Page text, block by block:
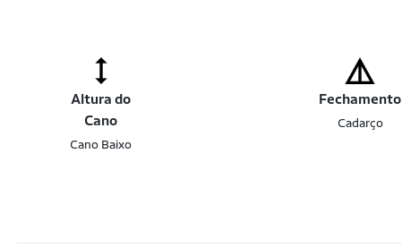
Altura do
Cano
Cano Baixo
Fechamento
Cadarço